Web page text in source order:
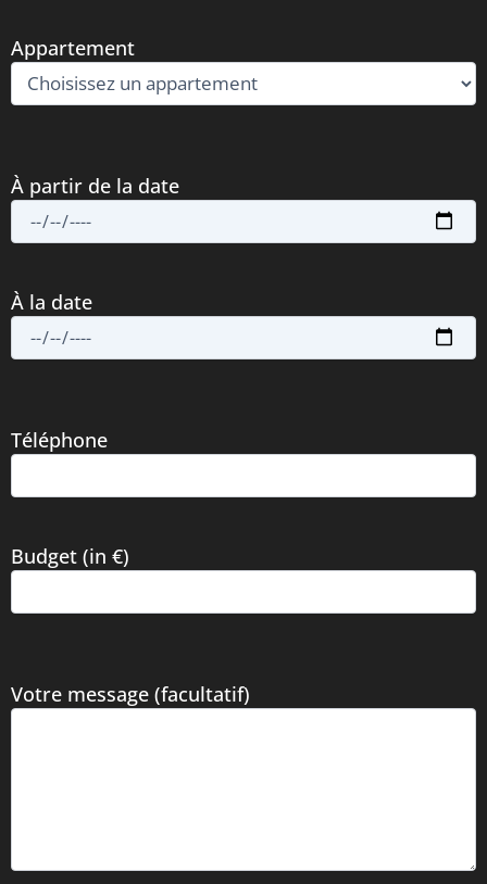
Appartement
À partir de la date
À la date
Téléphone
Budget (in €)
Votre message (facultatif)